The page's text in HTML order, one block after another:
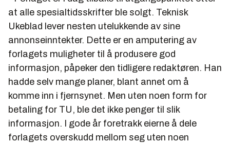
at alle spesialtidsskrifter ble solgt. Teknisk
Ukeblad lever nesten utelukkende av sine
annonseinntekter. Dette er en amputering av
forlagets muligheter til å produsere god
informasjon, påpeker den tidligere redaktøren. Han
hadde selv mange planer, blant annet om å
komme inn i fjernsynet. Men uten noen form for
betaling for TU, ble det ikke penger til slik
informasjon. I gode år foretrakk eierne å dele
forlagets overskudd mellom seg uten noen